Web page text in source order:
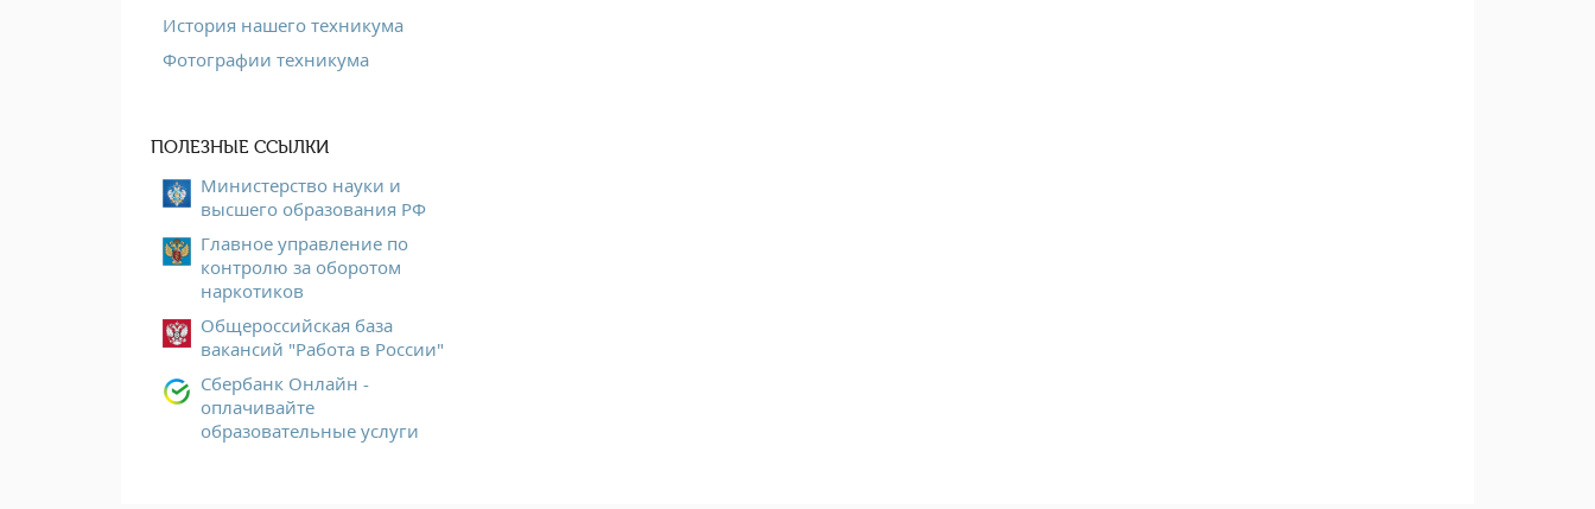
История нашего техникума
Фотографии техникума
ПОЛЕЗНЫЕ ССЫЛКИ
Министерство науки и
высшего образования РФ
Главное управление по
контролю за оборотом
наркотиков
Общероссийская база
вакансий "Работа в России"
Сбербанк Онлайн -
оплачивайте
образовательные услуги